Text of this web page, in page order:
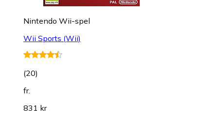
Nintendo Wii-spel
Wii Sports (Wii)
(20)
fr.
831 kr